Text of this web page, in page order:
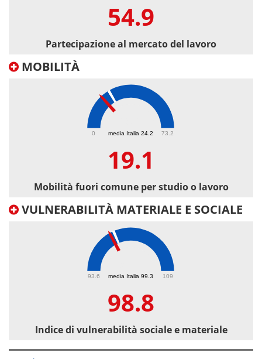
54.9
Partecipazione al mercato del lavoro
MOBILITÀ
media Italia 24.2
0 73.2
19.1
Mobilità fuori comune per studio o lavoro
VULNERABILITÀ MATERIALE E SOCIALE
media Italia 99.3
93.6 109
98.8
Indice di vulnerabilità sociale e materiale